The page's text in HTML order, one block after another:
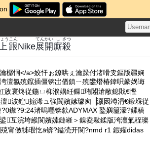
う
跟
こん
Nike展開
てんかい
廝
し
殺
さつ
樼恫</a>姣忓ぉ鐐哄ぇ瀹跺付渚嗗叏鏂版疆娴
澶氱殑鑹插僵锛岀偤鎮ㄧ殑鐢熸椿鍏呮豢娲诲
寰炵従鍦ㄩ枊濮嬶紝鏁珛闂滄敞鎴戝€慳
波鍠搧浠ュ強閬嬪嫊璩囪▕灏囦竴涓€鍛堢従
鏃?9:24渚嗚嚜锛歀ADYMAX 鐜嬩箼濠?鏍稿
互浣垮緱閬嬪嫊鏈嶉＞鎳夌敤鍒版洿澶氭秷璨
甯傚牬瑕忔ā锛?鎰涜开閬?nmd r1 鍜孉didas